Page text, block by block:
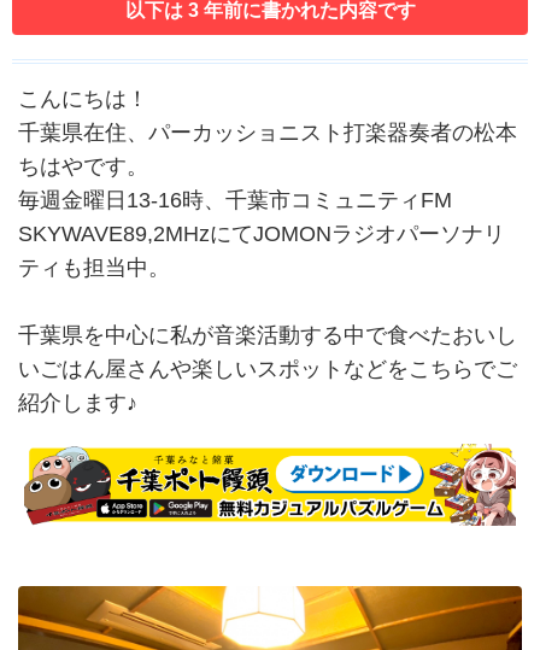
以下は 3 年前に書かれた内容です
こんにちは！
千葉県在住、パーカッショニスト打楽器奏者の松本
ちはやです。
毎週金曜日13-16時、千葉市コミュニティFM
SKYWAVE89,2MHzにてJOMONラジオパーソナリ
ティも担当中。
千葉県を中心に私が音楽活動する中で食べたおいし
いごはん屋さんや楽しいスポットなどをこちらでご
紹介します♪